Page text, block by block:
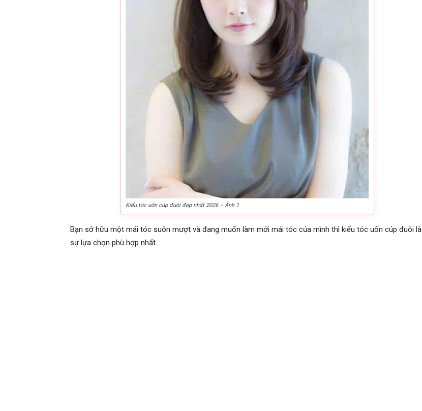
Kiểu tóc uốn cúp đuôi đẹp nhất 2026 – Ảnh 1
Bạn sở hữu một mái tóc suôn mượt và đang muốn làm mới mái tóc của mình thì kiểu tóc uốn cúp đuôi là
sự lựa chọn phù hợp nhất.